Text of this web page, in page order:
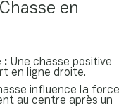
en
: Une chasse positive
en ligne droite.
influence la force
au centre après un